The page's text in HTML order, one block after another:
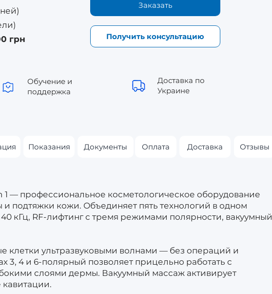
грн
Заказать
Получить консультацию
Обучение и
поддержка
Доставка по
Украине
Показания Документы Оплата Доставка Отзывы
1 — профессиональное косметологическое оборудование
подтяжки кожи. Объединяет пять технологий в одном
кГц, RF-лифтинг с тремя режимами полярности, вакуумный
клетки ультразвуковыми волнами — без операций и
3, 4 и 6-полярный позволяет прицельно работать с
слоями дермы. Вакуумный массаж активирует